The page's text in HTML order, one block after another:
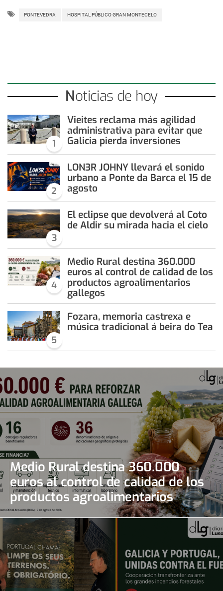
PONTEVEDRA HOSPITAL PÚBLICO GRAN MONTECELO
Noticias de hoy
1
Vieites reclama más agilidad
administrativa para evitar que
Galicia pierda inversiones
2
LON3R JOHNY llevará el sonido
urbano a Ponte da Barca el 15 de
agosto
3
El eclipse que devolverá al Coto
de Aldir su mirada hacia el cielo
4
Medio Rural destina 360.000
euros al control de calidad de los
productos agroalimentarios
gallegos
5
Fozara, memoria castrexa e
música tradicional á beira do Tea
Medio Rural destina 360.000
euros al control de calidad de los
productos agroalimentarios
gallegos